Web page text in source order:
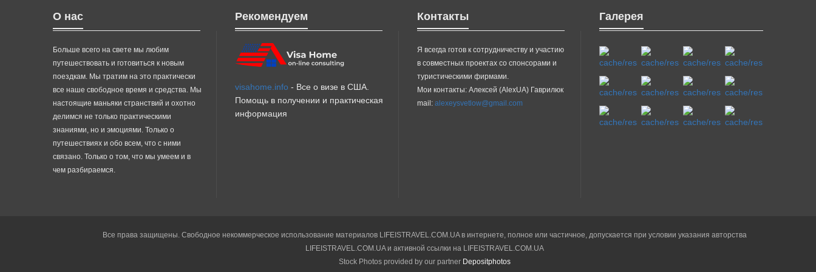
О нас
Больше всего на свете мы любим
путешествовать и готовиться к новым
поездкам. Мы тратим на это практически
все наше свободное время и средства. Мы
настоящие маньяки странствий и охотно
делимся не только практическими
знаниями, но и эмоциями. Только о
путешествиях и обо всем, что с ними
связано. Только о том, что мы умеем и в
чем разбираемся.
Рекомендуем
visahome.info - Все о визе в США.
Помощь в получении и практическая
информация
Контакты
Я всегда готов к сотрудничеству и участию
в совместных проектах со спонсорами и
туристическими фирмами.
Мои контакты: Алексей (AlexUA) Гаврилюк
mail: alexeysvetlow@gmail.com
Галерея
Все права защищены. Свободное некоммерческое использование материалов LIFEISTRAVEL.COM.UA в интернете, полное или частичное, допускается при условии указания авторства
LIFEISTRAVEL.COM.UA и активной ссылки на LIFEISTRAVEL.COM.UA
Stock Photos provided by our partner Depositphotos